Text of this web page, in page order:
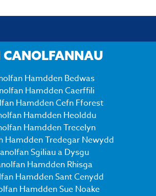
CANOLFANNAU
Hamdden Bedwas
Hamdden Caerffili
Hamdden Cefn Fforest
Hamdden Heolddu
Hamdden Trecelyn
Hamdden Tredegar Newydd
Sgiliau a Dysgu
Hamdden Rhisga
Hamdden Sant Cenydd
Hamdden Sue Noake